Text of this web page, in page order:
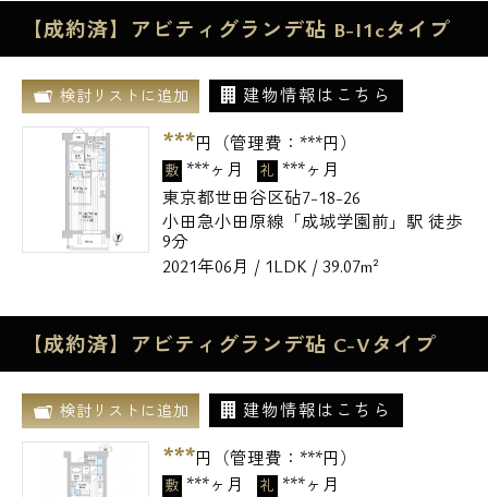
【成約済】アビティグランデ砧 B-I1cタイプ
検討リストに追加 建物情報はこちら
***円（管理費： ***円）
敷 ***ヶ月 礼 ***ヶ月
東京都世田谷区砧7-18-26
小田急小田原線「成城学園前」駅 徒歩
9分
2021年06月 / 1LDK / 39.07m²
【成約済】アビティグランデ砧 C-Vタイプ
検討リストに追加 建物情報はこちら
***円（管理費： ***円）
敷 ***ヶ月 礼 ***ヶ月